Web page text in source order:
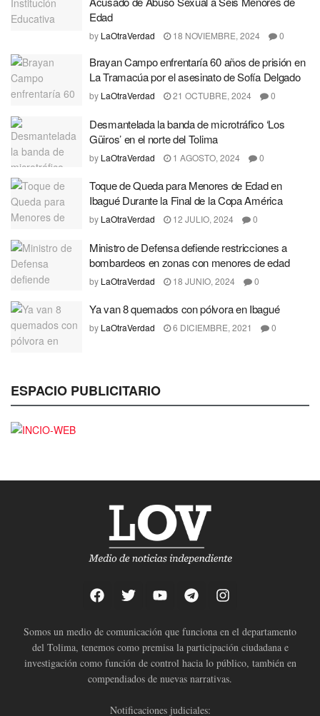
Edad
by LaOtraVerdad 18 NOVIEMBRE, 2024 0
Brayan Campo enfrentaría 60 años de prisión en
La Tramacúa por el asesinato de Sofía Delgado
by LaOtraVerdad 21 OCTUBRE, 2024 0
Desmantelada la banda de microtráfico ‘Los
Güiros’ en el norte del Tolima
by LaOtraVerdad 1 AGOSTO, 2024 0
Toque de Queda para Menores de Edad en
Ibagué Durante la Final de la Copa América
by LaOtraVerdad 12 JULIO, 2024 0
Ministro de Defensa defiende restricciones a
bombardeos en zonas con menores de edad
by LaOtraVerdad 18 JUNIO, 2024 0
Ya van 8 quemados con pólvora en Ibagué
by LaOtraVerdad 6 DICIEMBRE, 2021 0
ESPACIO PUBLICITARIO
Somos un medio de comunicación que funciona en el departamento
del Tolima, tenemos como premisa la participación ciudadana e
investigación como función de control hacia lo público, también en
compendiados de nuevas narrativas.
Notificaciones judiciales: